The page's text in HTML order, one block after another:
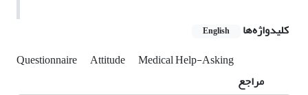
کلیدواژه‌ها
English
Questionnaire Attitude
Medical Help-Asking
مراجع